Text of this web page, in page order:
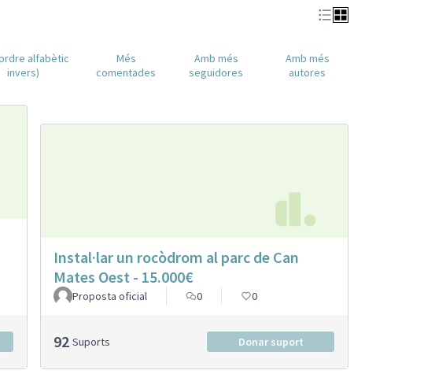
alfabètic
invers)
Més
comentades
Amb més
seguidores
Amb més
autores
Instal·lar un rocòdrom al parc de Can
Mates Oest - 15.000€
Proposta oficial 0 0
92 Suports Donar suport